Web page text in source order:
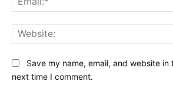
Save my name, email, and website
next time I comment.